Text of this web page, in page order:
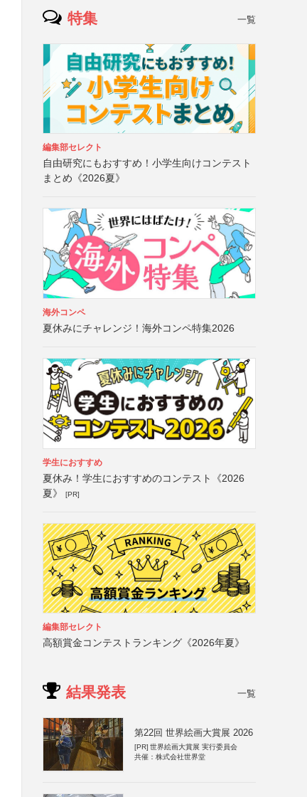
特集 一覧
編集部セレクト
自由研究にもおすすめ！小学生向けコンテスト
まとめ《2026夏》
海外コンペ
夏休みにチャレンジ！海外コンペ特集2026
学生におすすめ
夏休み！学生におすすめのコンテスト《2026
夏》
[PR]
編集部セレクト
高額賞金コンテストランキング《2026年夏》
結果発表 一覧
第22回 世界絵画大賞展 2026
[PR] 世界絵画大賞展 実行委員会
共催：株式会社世界堂